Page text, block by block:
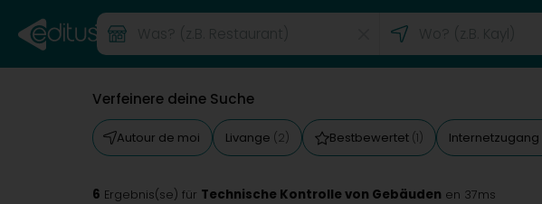
Verfeinere deine Suche
Autour de moi Livange (2) Bestbewertet (1) Internetzugang
6 Ergebnis(se) für Technische Kontrolle von Gebäuden en 37ms